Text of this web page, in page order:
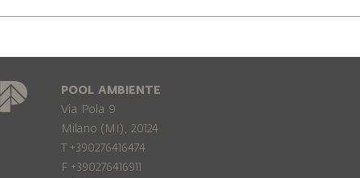
POOL AMBIENTE
Via Pola 9
Milano (MI), 20124
T +390276416474
F +390276416911